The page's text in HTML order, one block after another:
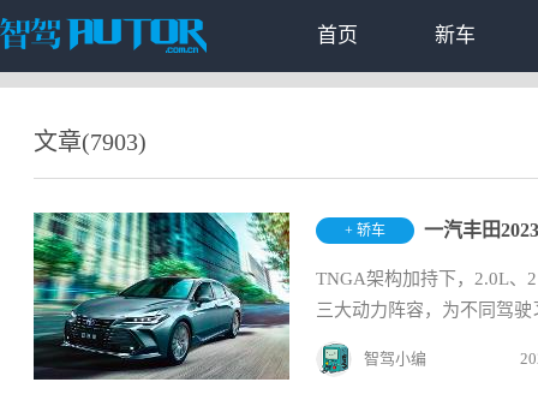
首页 新车
文章(7903)
+ 轿车 一汽丰田
TNGA架构加持下，2.0L、
三大动力阵容，为不同驾
智驾小编